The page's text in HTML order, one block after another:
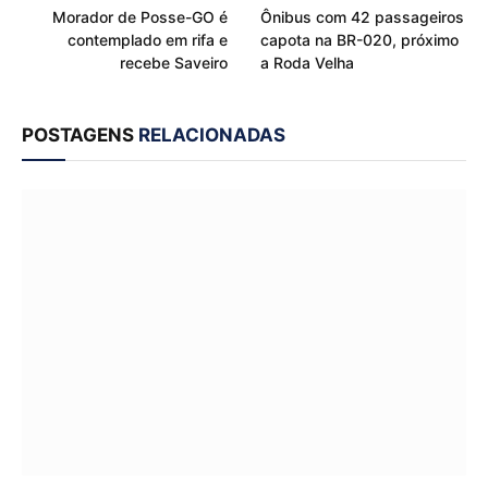
Morador de Posse-GO é
contemplado em rifa e
recebe Saveiro
Ônibus com 42 passageiros
capota na BR-020, próximo
a Roda Velha
POSTAGENS RELACIONADAS